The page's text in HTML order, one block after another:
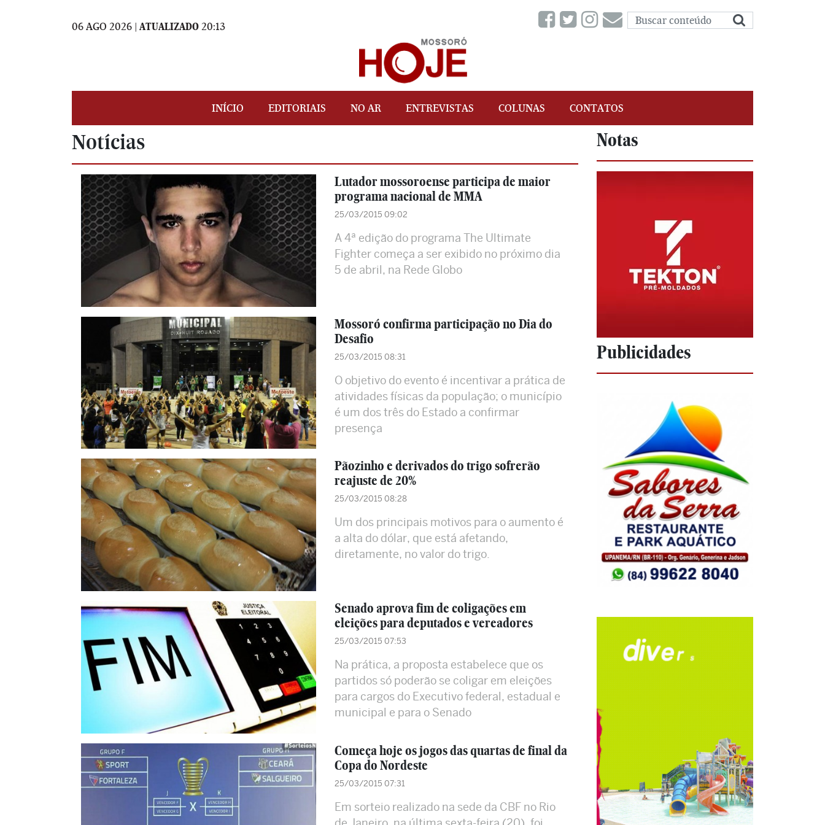
06 AGO 2026 | ATUALIZADO 20:13
INÍCIO EDITORIAIS NO AR ENTREVISTAS COLUNAS CONTATOS
Notícias
Lutador mossoroense participa de maior
programa nacional de MMA
25/03/2015 09:02
A 4ª edição do programa The Ultimate
Fighter começa a ser exibido no próximo dia
5 de abril, na Rede Globo
Mossoró confirma participação no Dia do
Desafio
25/03/2015 08:31
O objetivo do evento é incentivar a prática de
atividades físicas da população; o município
é um dos três do Estado a confirmar
presença
Pãozinho e derivados do trigo sofrerão
reajuste de 20%
25/03/2015 08:28
Um dos principais motivos para o aumento é
a alta do dólar, que está afetando,
diretamente, no valor do trigo.
Senado aprova fim de coligações em
eleições para deputados e vereadores
25/03/2015 07:53
Na prática, a proposta estabelece que os
partidos só poderão se coligar em eleições
para cargos do Executivo federal, estadual e
municipal e para o Senado
Começa hoje os jogos das quartas de final da
Copa do Nordeste
25/03/2015 07:31
Em sorteio realizado na sede da CBF no Rio
Notas
Publicidades